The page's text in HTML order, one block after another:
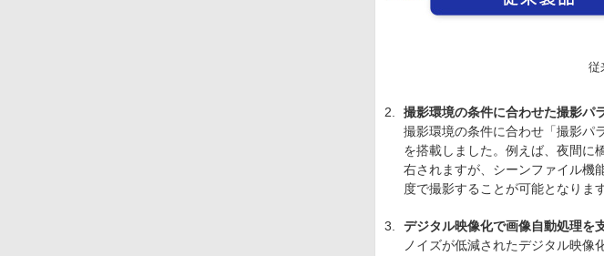
従
2.
撮影環境の条件に合わせた撮影パ
撮影環境の条件に合わせ「撮影パ
を搭載しました。例えば、夜間に
右されますが、シーンファイル機
度で撮影することが可能となります
3.
デジタル映像化で画像自動処理を
ノイズが低減されたデジタル映像